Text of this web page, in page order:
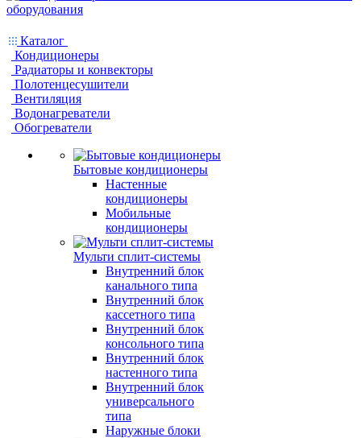
Каталог
Кондиционеры
Радиаторы и конвекторы
Полотенцесушители
Вентиляция
Водонагреватели
Обогреватели
Бытовые кондиционеры
Настенные
кондиционеры
Мобильные
кондиционеры
Мульти сплит-системы
Внутренний блок
канального типа
Внутренний блок
кассетного типа
Внутренний блок
консольного типа
Внутренний блок
настенного типа
Внутренний блок
универсального
типа
Наружные блоки